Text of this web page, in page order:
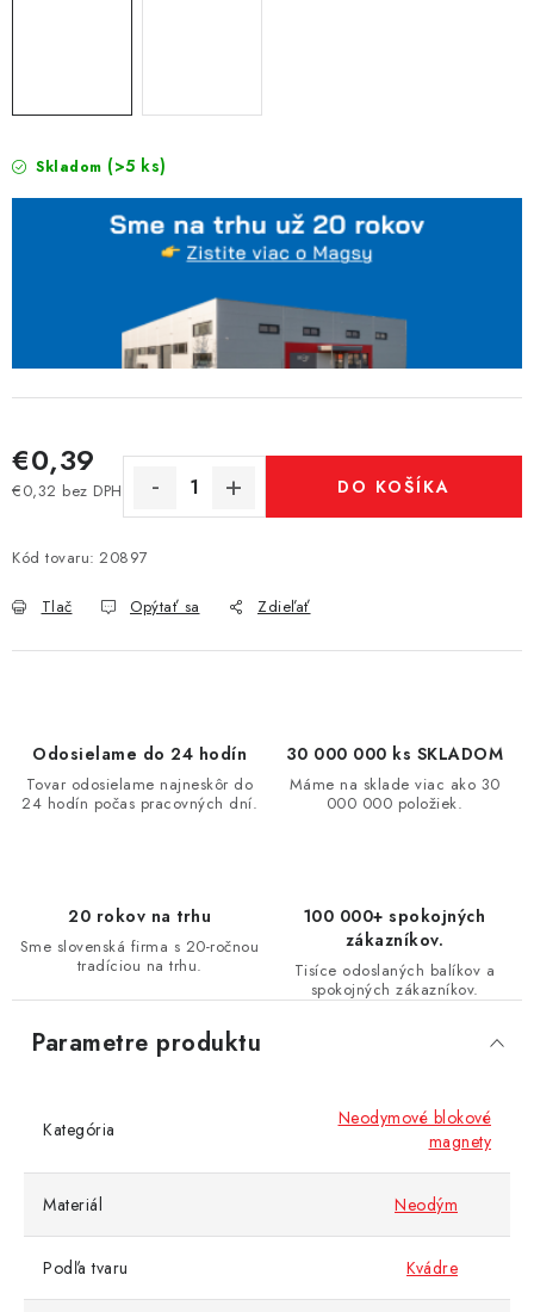
Skladom (>5 ks)
€0,39
€0,32 bez DPH
Jednotková cena:
DO KOŠÍKA
Kód tovaru: 20897
Tlač Opýtať sa Zdieľať
Odosielame do 24 hodín
Tovar odosielame najneskôr do
24 hodín počas pracovných dní.
30 000 000 ks SKLADOM
Máme na sklade viac ako 30
000 000 položiek.
20 rokov na trhu
Sme slovenská firma s 20-ročnou
tradíciou na trhu.
100 000+ spokojných
zákazníkov.
Tisíce odoslaných balíkov a
spokojných zákazníkov.
Parametre produktu
Kategória
Neodymové blokové
magnety
Materiál Neodým
Podľa tvaru Kvádre